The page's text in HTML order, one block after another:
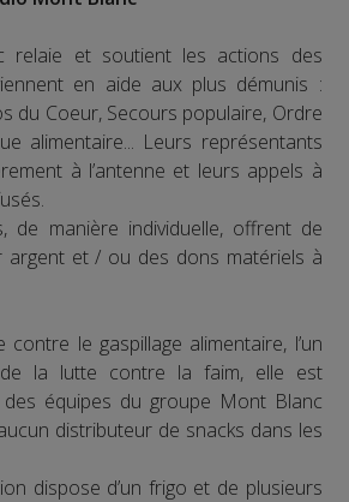
relaie et soutient les actions des
en aide aux plus démunis :
du Coeur, Secours populaire, Ordre
alimentaire... Leurs représentants
à l’antenne et leurs appels à
de manière individuelle, offrent de
argent et / ou des dons matériels à
le gaspillage alimentaire, l’un
la lutte contre la faim, elle est
des équipes du groupe Mont Blanc
distributeur de snacks dans les
dispose d’un frigo et de plusieurs